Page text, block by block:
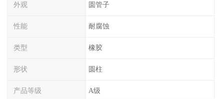
外观 圆管子
性能 耐腐蚀
类型 橡胶
形状 圆柱
产品等级 A级